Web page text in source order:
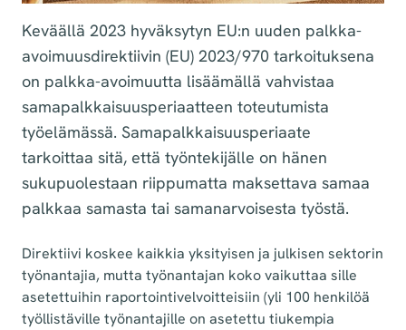
Keväällä 2023 hyväksytyn EU:n uuden palkka-
avoimuusdirektiivin (EU) 2023/970 tarkoituksena
on palkka-avoimuutta lisäämällä vahvistaa
samapalkkaisuusperiaatteen toteutumista
työelämässä. Samapalkkaisuusperiaate
tarkoittaa sitä, että työntekijälle on hänen
sukupuolestaan riippumatta maksettava samaa
palkkaa samasta tai samanarvoisesta työstä.
Direktiivi koskee kaikkia yksityisen ja julkisen sektorin
työnantajia, mutta työnantajan koko vaikuttaa sille
asetettuihin raportointivelvoitteisiin (yli 100 henkilöä
työllistäville työnantajille on asetettu tiukempia